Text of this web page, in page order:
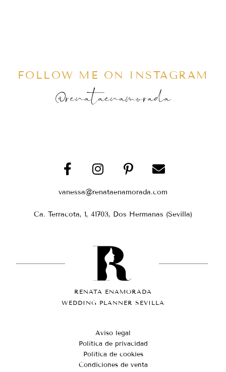
FOLLOW ME ON INSTAGRAM
@renataenamorada
vanessa@renataenamorada.com
Ca. Terracota, 1, 41703, Dos Hermanas (Sevilla)
RENATA ENAMORADA
WEDDING PLANNER SEVILLA
Aviso legal
Política de privacidad
Política de cookies
Condiciones de venta